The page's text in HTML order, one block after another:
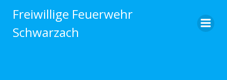
Inhalt
Freiwillige Feuerwehr
Schwarzach